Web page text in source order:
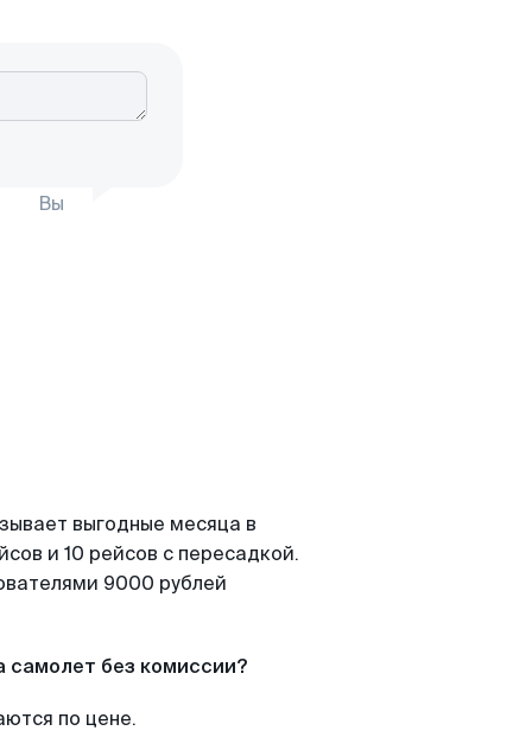
Вы
выгодные месяца в
и 10 рейсов с пересадкой.
9000 рублей
самолет без комиссии?
по цене.